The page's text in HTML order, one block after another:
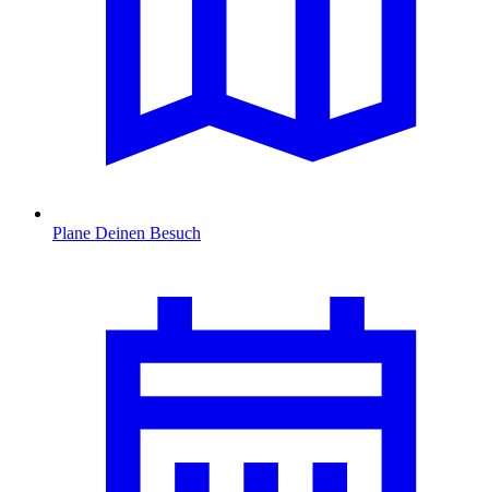
Plane Deinen Besuch